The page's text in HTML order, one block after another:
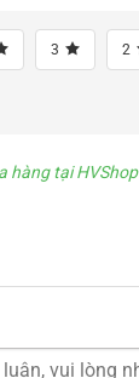
3 2
hàng tại HVShop